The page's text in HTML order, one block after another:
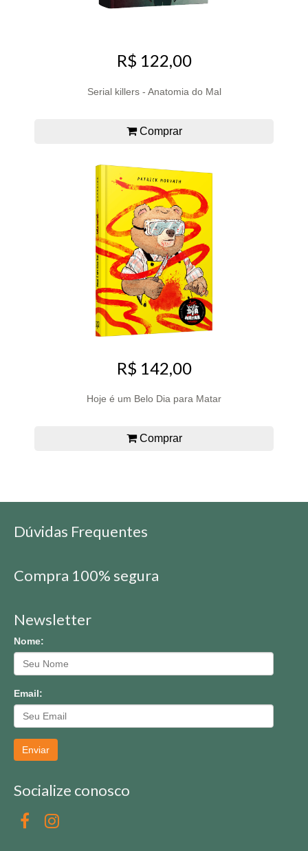
R$ 122,00
Serial killers - Anatomia do Mal
Comprar
R$ 142,00
Hoje é um Belo Dia para Matar
Comprar
Dúvidas Frequentes
Compra 100% segura
Newsletter
Nome:
Email:
Enviar
Socialize conosco